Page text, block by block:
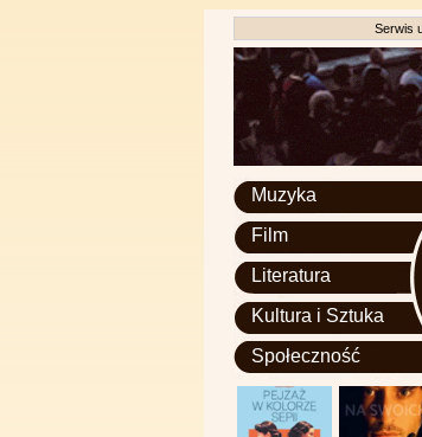
Serwis
Muzyka
Film
Literatura
Kultura i Sztuka
Społeczność